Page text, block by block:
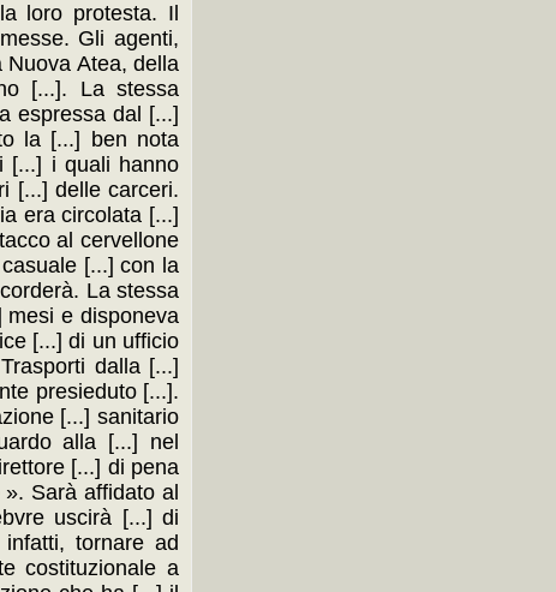
loro protesta. Il
Gli agenti,
Atea, della
[...]. La stessa
espressa dal [...]
la [...] ben nota
[...] i quali hanno
[...] delle carceri.
era circolata [...]
al cervellone
[...] con la
La stessa
mesi e disponeva
[...] di un ufficio
dalla [...]
presieduto [...].
[...] sanitario
alla [...] nel
[...] di pena
Sarà affidato al
uscirà [...] di
tornare ad
costituzionale a